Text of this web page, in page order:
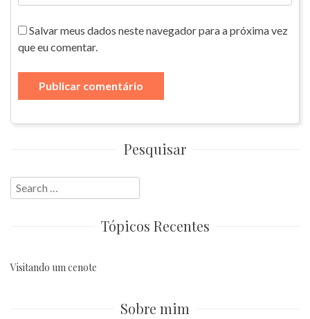
Salvar meus dados neste navegador para a próxima vez
que eu comentar.
Pesquisar
Search
for:
Tópicos Recentes
Visitando um cenote
Sobre mim